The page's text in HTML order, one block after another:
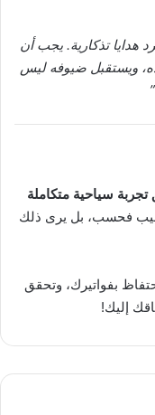
هدايا تذكارية. يجب أن
ويستقبل ضيوفه ليس
سياحية متكاملة
فحسب، بل يرى ذلك
بفواتيرك، وتحقق
إليك!